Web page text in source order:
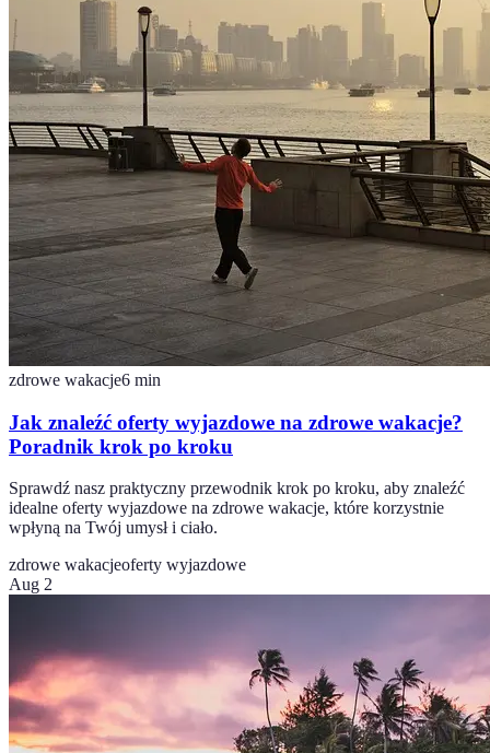
zdrowe wakacje6 min
Jak znaleźć oferty wyjazdowe na zdrowe wakacje?
Poradnik krok po kroku
Sprawdź nasz praktyczny przewodnik krok po kroku, aby znaleźć
idealne oferty wyjazdowe na zdrowe wakacje, które korzystnie
wpłyną na Twój umysł i ciało.
zdrowe wakacjeoferty wyjazdowe
Aug 2